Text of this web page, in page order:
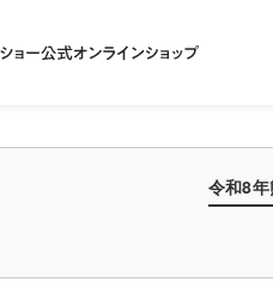
令和8